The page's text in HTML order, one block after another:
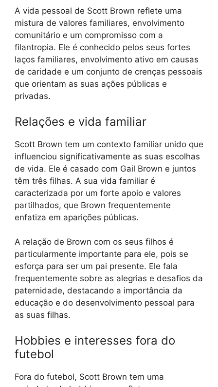
A vida pessoal de Scott Brown reflete uma
mistura de valores familiares, envolvimento
comunitário e um compromisso com a
filantropia. Ele é conhecido pelos seus fortes
laços familiares, envolvimento ativo em causas
de caridade e um conjunto de crenças pessoais
que orientam as suas ações públicas e
privadas.
Relações e vida familiar
Scott Brown tem um contexto familiar unido que
influenciou significativamente as suas escolhas
de vida. Ele é casado com Gail Brown e juntos
têm três filhas. A sua vida familiar é
caracterizada por um forte apoio e valores
partilhados, que Brown frequentemente
enfatiza em aparições públicas.
A relação de Brown com os seus filhos é
particularmente importante para ele, pois se
esforça para ser um pai presente. Ele fala
frequentemente sobre as alegrias e desafios da
paternidade, destacando a importância da
educação e do desenvolvimento pessoal para
as suas filhas.
Hobbies e interesses fora do
futebol
Fora do futebol, Scott Brown tem uma